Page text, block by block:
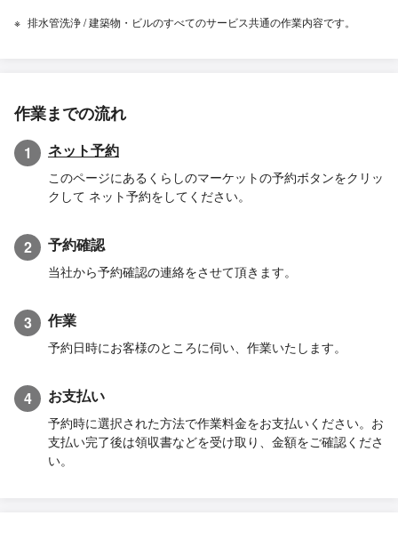
排水管洗浄 / 建築物・ビルのすべてのサービス共通の作業内容です。
作業までの流れ
1 ネット予約
このページにあるくらしのマーケットの予約ボタンをクリッ
クして ネット予約をしてください。
2 予約確認
当社から予約確認の連絡をさせて頂きます。
3 作業
予約日時にお客様のところに伺い、作業いたします。
4 お支払い
予約時に選択された方法で作業料金をお支払いください。お
支払い完了後は領収書などを受け取り、金額をご確認くださ
い。